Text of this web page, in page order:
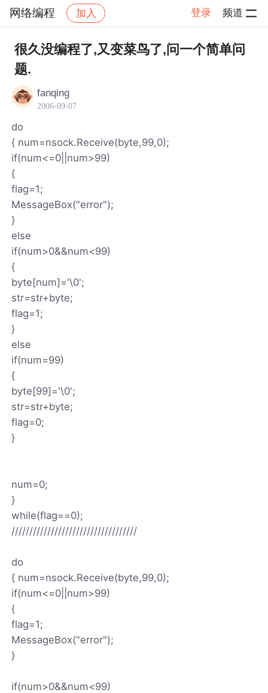
网络编程 加入 登录 频道
社区 网络编程 帖子详情
很久没编程了,又变菜鸟了,问一个简单问
题.
fanqing
2006-09-07
do
{ num=nsock.Receive(byte,99,0);
if(num<=0||num>99)
{
flag=1;
MessageBox("error");
}
else
if(num>0&&num<99)
{
byte[num]='\0';
str=str+byte;
flag=1;
}
else
if(num=99)
{
byte[99]='\0';
str=str+byte;
flag=0;
}
num=0;
}
while(flag==0);
///////////////////////////////////
do
{ num=nsock.Receive(byte,99,0);
if(num<=0||num>99)
{
flag=1;
MessageBox("error");
}
if(num>0&&num<99)